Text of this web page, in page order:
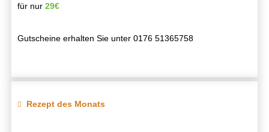
für nur29€
Gutscheine erhalten Sie unter 0176 51365758
Rezept des Monats